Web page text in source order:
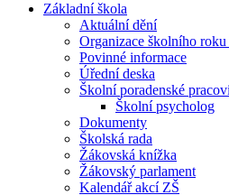
Základní škola
Aktuální dění
Organizace školního
Povinné informace
Úřední deska
Školní poradenské
Školní psycholog
Dokumenty
Školská rada
Žákovská knížka
Žákovský parlament
Kalendář akcí ZŠ